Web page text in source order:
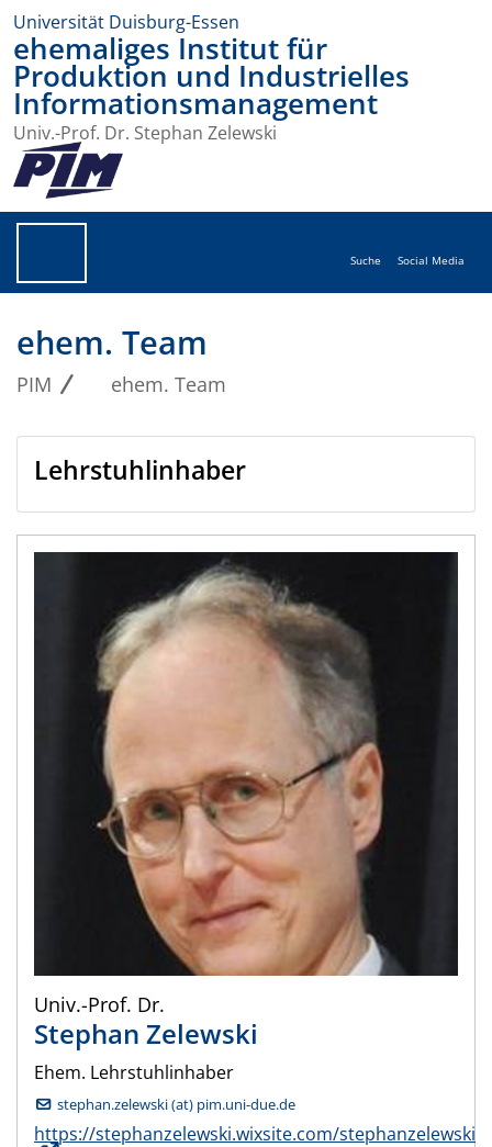
Universität Duisburg-Essen
ehemaliges Institut für
Produktion und Industrielles
Informationsmanagement
Univ.-Prof. Dr. Stephan Zelewski
Suche Social Media
ehem. Team
PIM ehem. Team
Lehrstuhlinhaber
Univ.-Prof. Dr.
Stephan Zelewski
Ehem. Lehrstuhlinhaber
stephan.zelewski (at) pim.uni-due.de
https://stephanzelewski.wixsite.com/stephanzelewski